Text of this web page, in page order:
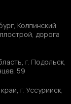
г. Подольск,
59
г. Уссурийск,
Колпинский
дорога